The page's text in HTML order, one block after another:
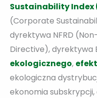
Sustainability Index
(Corporate
dyrektywa NFRD
Directive), dyrektywa
ekologicznego,
ekologiczna
ekonomia